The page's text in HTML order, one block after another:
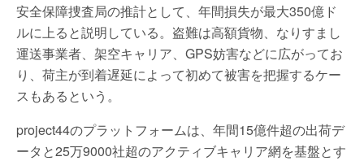
安全保障捜査局の推計として、年間損失が最大350億ド
ルに上ると説明している。盗難は高額貨物、なりすまし
運送事業者、架空キャリア、GPS妨害などに広がってお
り、荷主が到着遅延によって初めて被害を把握するケー
スもあるという。
project44のプラットフォームは、年間15億件超の出荷デ
ータと25万9000社超のアクティブキャリア網を基盤とす